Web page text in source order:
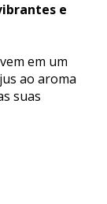
e
em um
ao aroma
suas